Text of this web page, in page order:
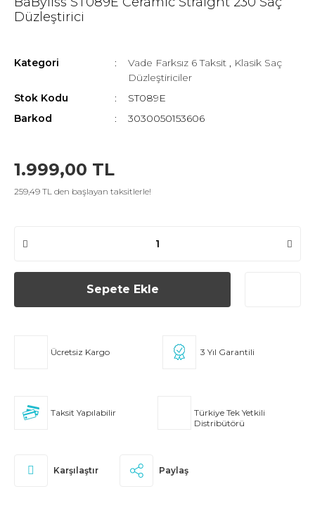
Düzleştirici
Kategori Vade Farksız 6 Taksit , Klasik Saç
Düzleştiriciler
Stok Kodu
ST089E
Barkod
3030050153606
1.999,00 TL
259,49 TL den başlayan taksitlerle!
Sepete Ekle
Ücretsiz Kargo 3 Yıl Garantili
Taksit Yapılabilir
Türkiye Tek Yetkili
Distribütörü
Karşılaştır Paylaş